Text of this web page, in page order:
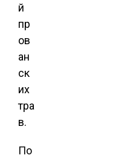
й
пр
ов
ан
ск
их
тра
в.
По